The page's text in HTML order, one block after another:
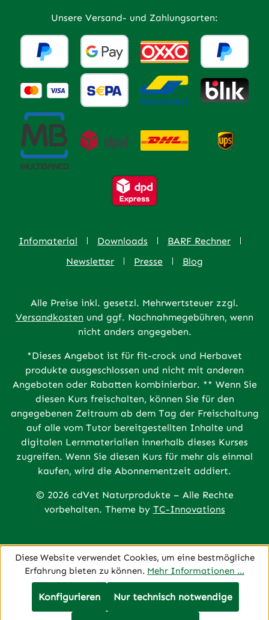
Unsere Versand- und Zahlungsarten:
Infomaterial Downloads
BARF Rechner
Newsletter
Presse Blog
Alle Preise inkl. gesetzl. Mehrwertsteuer zzgl.
Versandkosten und ggf. Nachnahmegebühren, wenn
nicht anders angegeben.
*Dieses Angebot ist für fit-crock und Herbavet
produkte ausgeschlossen und nicht mit anderen
Angeboten oder Rabatten kombinierbar. ** Wenn Sie
diesen Kurs freischalten, können Sie für den
angegebenen Zeitraum ab dem Tag der Freischaltung
auf alle vom Tutor bereitgestellten Inhalte und
digitalen Lernmaterialien innerhalb dieses Kurses
zugreifen. Wenn Sie diesen Kurs für mehr als einmal
kaufen, wird die Abonnementzeit addiert.
© 2026 cdVet Naturprodukte – Alle Rechte
vorbehalten. Theme by TC-Innovations
Diese Website verwendet Cookies, um eine bestmögliche
Erfahrung bieten zu können. Mehr Informationen ...
Nur technisch notwendige
Konfigurieren